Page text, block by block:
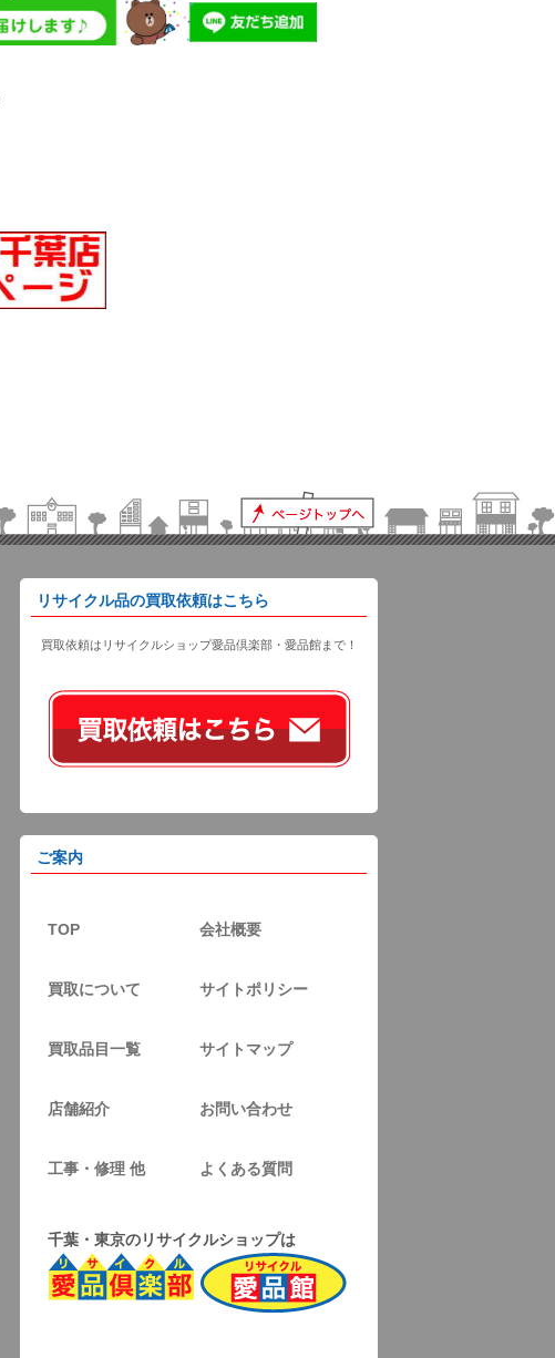
リサイクル品の買取依頼はこちら
買取依頼はリサイクルショップ愛品倶楽部・愛品館まで！
ご案内
TOP 会社概要
買取について サイトポリシー
買取品目一覧 サイトマップ
店舗紹介 お問い合わせ
工事・修理 他 よくある質問
千葉・東京のリサイクルショップは